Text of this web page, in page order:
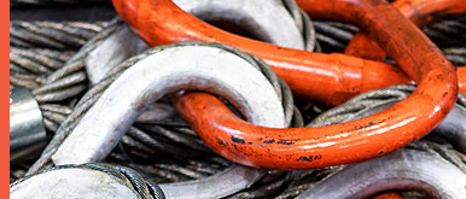
6×26 FC Staalkabel
6×26 IWRC Staalkabel
6×36 FC Staalkabel
6×36 IWRC Staalkabel
19×7 Staalkabel
35×7 Staalkabel
35xK7 Staalkabel
6×24 Steel Wire Rope